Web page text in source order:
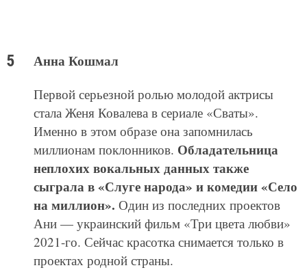
Анна Кошмал
Первой серьезной ролью молодой актрисы
стала Женя Ковалева в сериале «Сваты».
Именно в этом образе она запомнилась
миллионам поклонников. Обладательница
неплохих вокальных данных также
сыграла в «Слуге народа» и комедии «Село
на миллион». Один из последних проектов
Ани — украинский фильм «Три цвета любви»
2021-го. Сейчас красотка снимается только в
проектах родной страны.